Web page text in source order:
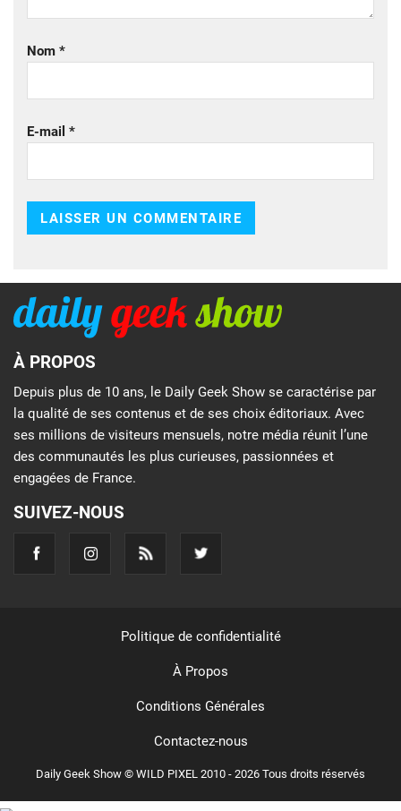
Nom *
E-mail *
À PROPOS
Depuis plus de 10 ans, le Daily Geek Show se caractérise par
la qualité de ses contenus et de ses choix éditoriaux. Avec
ses millions de visiteurs mensuels, notre média réunit l’une
des communautés les plus curieuses, passionnées et
engagées de France.
SUIVEZ-NOUS
Daily Geek Show © WILD PIXEL 2010 - 2026 Tous droits réservés
Politique de confidentialité
À Propos
Conditions Générales
Contactez-nous